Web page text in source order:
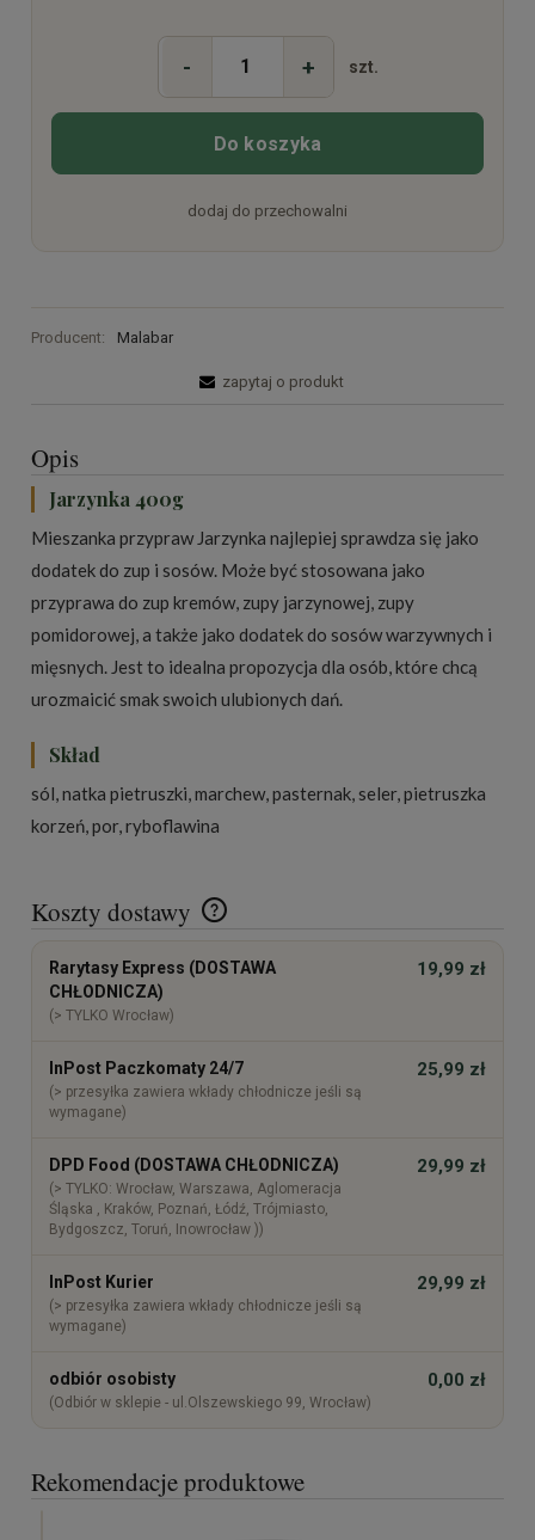
- + szt.
Do koszyka
dodaj do przechowalni
Producent: Malabar
zapytaj o produkt
Opis
Jarzynka 400g
Mieszanka przypraw Jarzynka najlepiej sprawdza się jako
dodatek do zup i sosów. Może być stosowana jako
przyprawa do zup kremów, zupy jarzynowej, zupy
pomidorowej, a także jako dodatek do sosów warzywnych i
mięsnych. Jest to idealna propozycja dla osób, które chcą
urozmaicić smak swoich ulubionych dań.
Skład
sól, natka pietruszki, marchew, pasternak, seler, pietruszka
korzeń, por, ryboflawina
Koszty dostawy
Cena nie zawiera ewentualnych kosztów płatności
Rarytasy Express (DOSTAWA
CHŁODNICZA)
(> TYLKO Wrocław)
19,99 zł
InPost Paczkomaty 24/7
(> przesyłka zawiera wkłady chłodnicze jeśli są
wymagane)
25,99 zł
DPD Food (DOSTAWA CHŁODNICZA)
(> TYLKO: Wrocław, Warszawa, Aglomeracja
Śląska , Kraków, Poznań, Łódź, Trójmiasto,
Bydgoszcz, Toruń, Inowrocław ))
29,99 zł
InPost Kurier
(> przesyłka zawiera wkłady chłodnicze jeśli są
wymagane)
29,99 zł
odbiór osobisty
(Odbiór w sklepie - ul.Olszewskiego 99, Wrocław)
0,00 zł
Rekomendacje produktowe